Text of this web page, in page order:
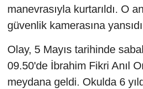
manevrasıyla kurtarıldı. O
güvenlik kamerasına
Olay, 5 Mayıs tarihinde
09.50'de İbrahim Fikri Anıl
meydana geldi. Okulda 6